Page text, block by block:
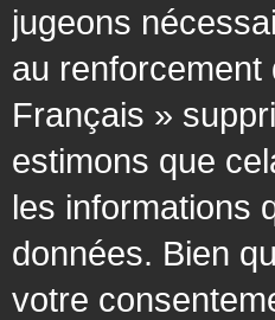
jugeons
au renforcement
Français »
estimons que
les informations
données. Bien
votre